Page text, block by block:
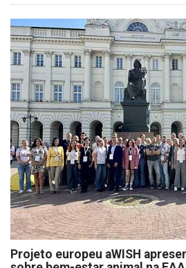
Projeto europeu aWISH